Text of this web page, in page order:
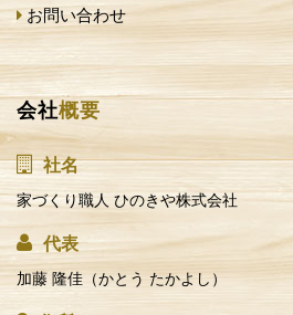
お問い合わせ
会社概要
社名
家づくり職人 ひのきや株式会社
代表
加藤 隆佳（かとう たかよし）